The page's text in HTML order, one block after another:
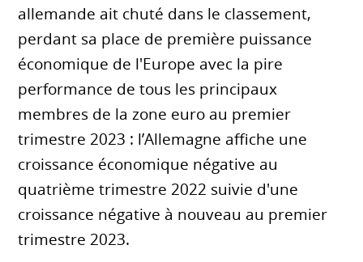
allemande ait chuté dans le classement,
perdant sa place de première puissance
économique de l'Europe avec la pire
performance de tous les principaux
membres de la zone euro au premier
trimestre 2023 : l’Allemagne affiche une
croissance économique négative au
quatrième trimestre 2022 suivie d'une
croissance négative à nouveau au premier
trimestre 2023.